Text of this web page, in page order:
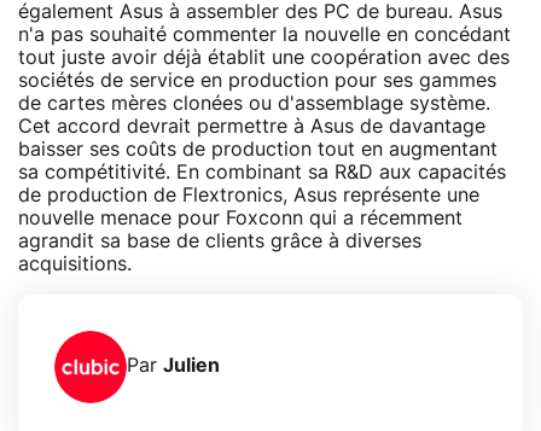
également Asus à assembler des PC de bureau. Asus
n'a pas souhaité commenter la nouvelle en concédant
tout juste avoir déjà établit une coopération avec des
sociétés de service en production pour ses gammes
de cartes mères clonées ou d'assemblage système.
Cet accord devrait permettre à Asus de davantage
baisser ses coûts de production tout en augmentant
sa compétitivité. En combinant sa R&D aux capacités
de production de Flextronics, Asus représente une
nouvelle menace pour Foxconn qui a récemment
agrandit sa base de clients grâce à diverses
acquisitions.
Par Julien